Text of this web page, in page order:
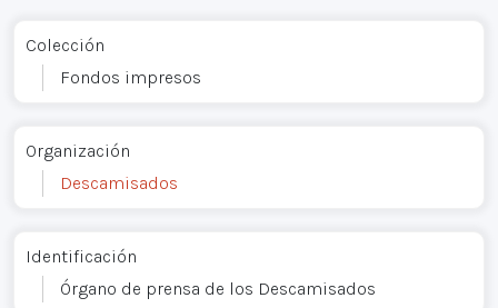
Colección
Fondos impresos
Organización
Descamisados
Identificación
Órgano de prensa de los Descamisados